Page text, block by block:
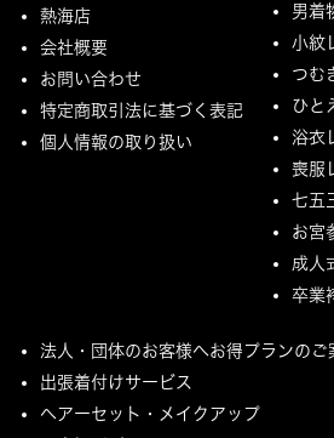
熱海店
会社概要
お問い合わせ
特定商取引法に基づく表記
個人情報の取り扱い
男着
小紋
つむ
ひと
浴衣
喪服
七五
お宮
成人
卒業
法人・団体のお客様へお得プランのご
出張着付けサービス
ヘアーセット・メイクアップ